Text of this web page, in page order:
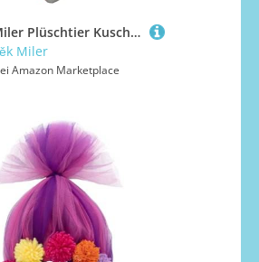
Zdeněk Miler Plüschtier Kuscheltier 20 cm Original Der Kleine Maulwurf mit Rot Mütze, Sitzend Stofftier Schmusetier für Kinder Baby Jungen Mädchen
Miler
Amazon Marketplace